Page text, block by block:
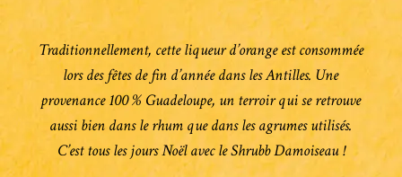
Traditionnellement, cette liqueur d’orange est consommée
lors des fêtes de fin d’année dans les Antilles. Une
provenance 100 % Guadeloupe, un terroir qui se retrouve
aussi bien dans le rhum que dans les agrumes utilisés.
C’est tous les jours Noël avec le Shrubb Damoiseau !